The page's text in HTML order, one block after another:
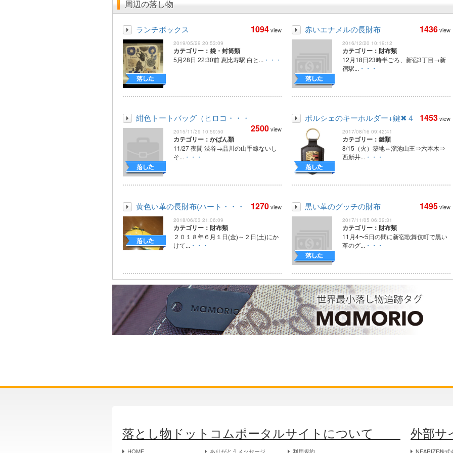
周辺の落し物
ランチボックス 1094view
2019/05/29 20:53:09
カテゴリー：袋・封筒類
5月28日 22:30前 恵比寿駅 白と... ・・・
赤いエナメルの長財布 1436view
2016/12/20 10:19:12
カテゴリー：財布類
12月18日23時半ごろ、新宿3丁目→新
宿駅... ・・・
紺色トートバッグ（ヒロコ・・・
2500view
2015/11/29 10:59:50
カテゴリー：かばん類
11/27 夜間 渋谷→品川の山手線ないし
そ... ・・・
ポルシェのキーホルダー+鍵✖４ 1453view
2017/08/16 09:42:41
カテゴリー：鍵類
8/15（火）築地⇔溜池山王⇒六本木⇒
西新井... ・・・
黄色い革の長財布(ハート・・・ 1270view
2018/06/03 21:06:09
カテゴリー：財布類
２０１８年６月１日(金)～２日(土)にか
けて... ・・・
黒い革のグッチの財布 1495view
2017/11/05 06:32:31
カテゴリー：財布類
11月4〜5日の間に新宿歌舞伎町で黒い
革のグ... ・・・
落とし物ドットコムポータルサイトについて
HOME ありがとうメッセージ 利用規約
外部サ
NEARIZE株式